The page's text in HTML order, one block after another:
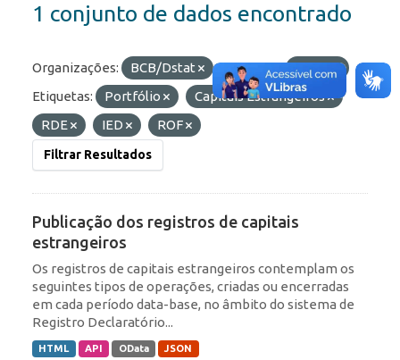
1 conjunto de dados encontrado
Organizações: BCB/Dstat Formatos:
HTML
Etiquetas:
Portfólio
Capitais Estrangeiros
RDE
IED ROF
Filtrar Resultados
Publicação dos registros de capitais
estrangeiros
Os registros de capitais estrangeiros contemplam os
seguintes tipos de operações, criadas ou encerradas
em cada período data-base, no âmbito do sistema de
Registro Declaratório...
HTML API OData JSON